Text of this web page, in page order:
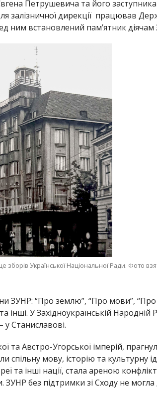
Петрушевича та його
залізничної дирекції працював
ним встановлений пам’ятник
зборів Української Національної Ради. Фото
ЗУНР: “Про землю”, “Про мови”,
У Західноукраїнській Народній
у Станиславові.
та Австро-Угорської імперій,
спільну мову, історію та культурну
та інші нації, стала ареною
без підтримки зі Сходу не могла